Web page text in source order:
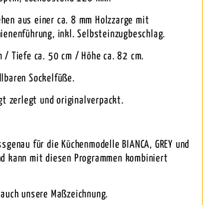
aus einer ca. 8 mm Holzzarge mit
inkl. Selbsteinzugbeschlag.
/ Tiefe ca. 50 cm / Höhe ca. 82 cm.
Sockelfüße.
zerlegt und originalverpackt.
für die Küchenmodelle BIANCA, GREY und
kann mit diesen Programmen kombiniert
unsere Maßzeichnung.